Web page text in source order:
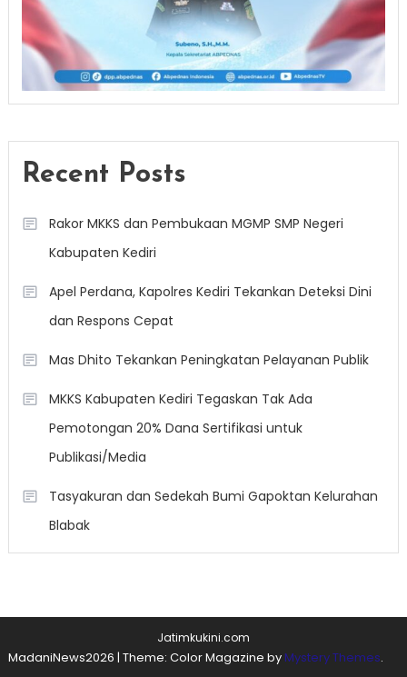
Recent Posts
Rakor MKKS dan Pembukaan MGMP SMP Negeri
Kabupaten Kediri
Apel Perdana, Kapolres Kediri Tekankan Deteksi Dini
dan Respons Cepat
Mas Dhito Tekankan Peningkatan Pelayanan Publik
MKKS Kabupaten Kediri Tegaskan Tak Ada
Pemotongan 20% Dana Sertifikasi untuk
Publikasi/Media
Tasyakuran dan Sedekah Bumi Gapoktan Kelurahan
Blabak
Jatimkukini.com
MadaniNews2026 | Theme: Color Magazine by Mystery Themes.